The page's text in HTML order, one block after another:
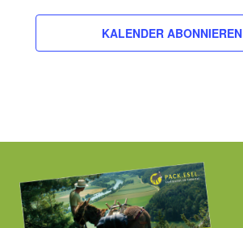
KALENDER ABONNIEREN